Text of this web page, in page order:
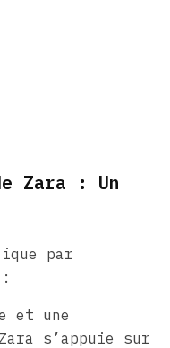
Zara : Un
par
et une
s’appuie sur